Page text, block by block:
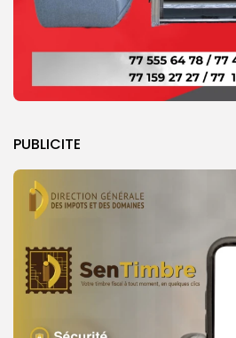
PUBLICITE